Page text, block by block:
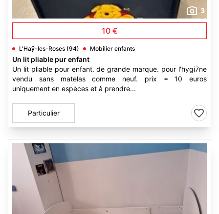
3
10 €
L'Haÿ-les-Roses (94) Mobilier enfants
Un lit pliable pur enfant
Un lit pliable pour enfant. de grande marque. pour l'hygi7ne
vendu sans matelas comme neuf. prix = 10 euros
uniquement en espèces et à prendre...
Particulier